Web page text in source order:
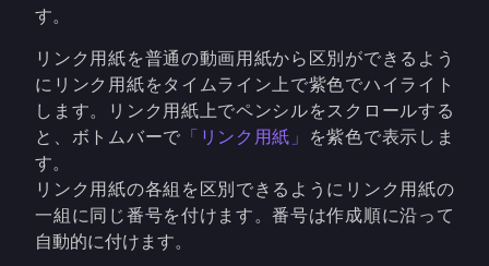
す。
リンク用紙を普通の動画用紙から区別ができるよう
にリンク用紙をタイムライン上で紫色でハイライト
します。リンク用紙上でペンシルをスクロールする
と、ボトムバーで 「リンク用紙」
を紫色で表示しま
す。
リンク用紙の各組を区別できるようにリンク用紙の
一組に同じ番号を付けます。番号は作成順に沿って
自動的に付けます。